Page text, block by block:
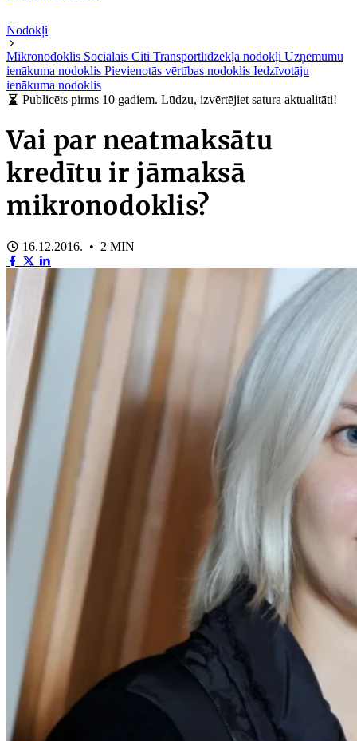
Nodokļi
Mikronodoklis Sociālais Citi Transportlīdzekļa nodokļi Uzņēmumu
ienākuma nodoklis Pievienotās vērtības nodoklis Iedzīvotāju
ienākuma nodoklis
Publicēts pirms 10 gadiem. Lūdzu, izvērtējiet satura aktualitāti!
Vai par neatmaksātu
kredītu ir jāmaksā
mikronodoklis?
16.12.2016. • 2 MIN